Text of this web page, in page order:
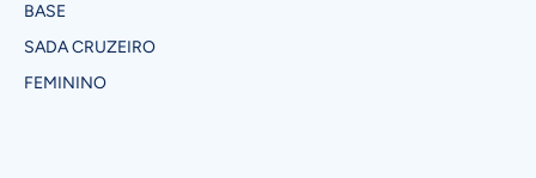
BASE
SADA CRUZEIRO
FEMININO